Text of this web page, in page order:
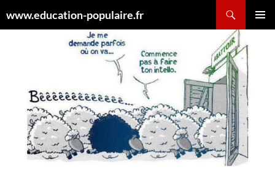
auwww.education-populaire.fr